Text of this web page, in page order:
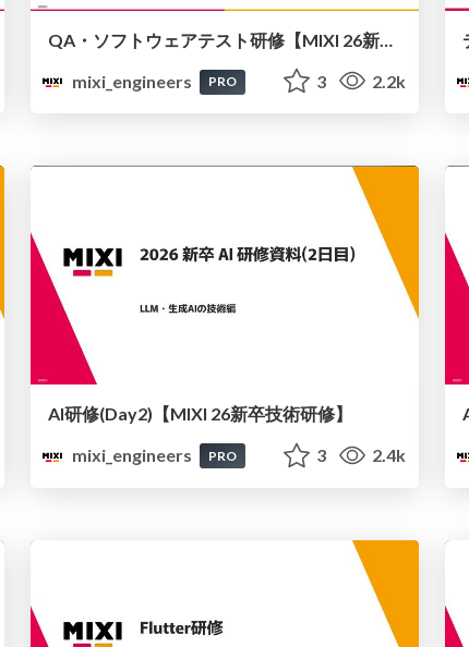
mixi_engineers
PRO 3 2.2k
AI研修(Day2)【MIXI 26新卒技術研修】
mixi_engineers
PRO 3 2.4k